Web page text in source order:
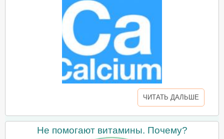
ЧИТАТЬ ДАЛЬШЕ
Не помогают витамины. Почему?